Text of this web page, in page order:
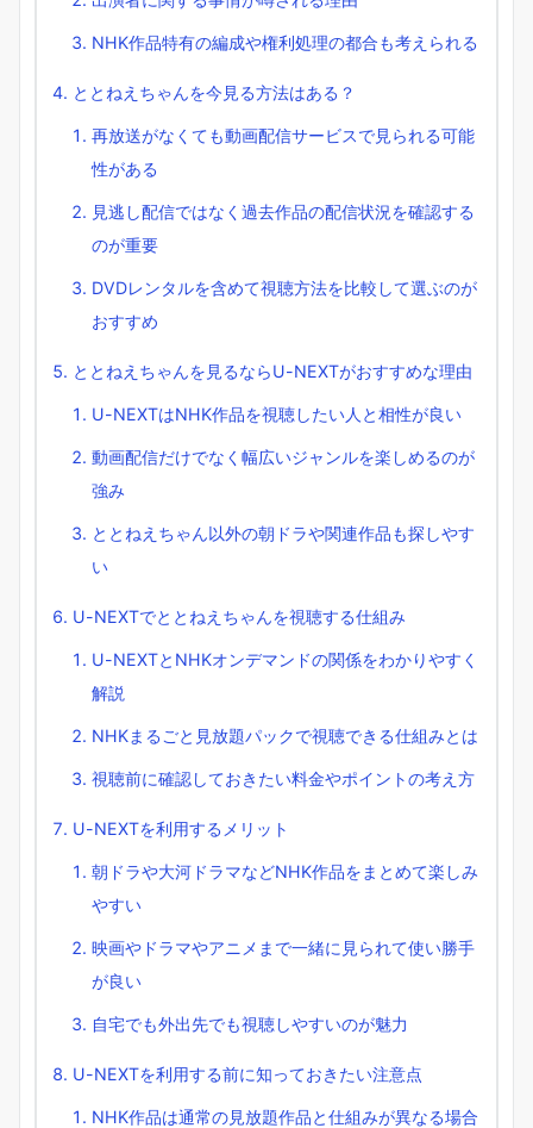
NHK作品特有の編成や権利処理の都合も考えられる
ととねえちゃんを今見る方法はある？
再放送がなくても動画配信サービスで見られる可能
性がある
見逃し配信ではなく過去作品の配信状況を確認する
のが重要
DVDレンタルを含めて視聴方法を比較して選ぶのが
おすすめ
ととねえちゃんを見るならU-NEXTがおすすめな理由
U-NEXTはNHK作品を視聴したい人と相性が良い
動画配信だけでなく幅広いジャンルを楽しめるのが
強み
ととねえちゃん以外の朝ドラや関連作品も探しやす
い
U-NEXTでととねえちゃんを視聴する仕組み
U-NEXTとNHKオンデマンドの関係をわかりやすく
解説
NHKまるごと見放題パックで視聴できる仕組みとは
視聴前に確認しておきたい料金やポイントの考え方
U-NEXTを利用するメリット
朝ドラや大河ドラマなどNHK作品をまとめて楽しみ
やすい
映画やドラマやアニメまで一緒に見られて使い勝手
が良い
自宅でも外出先でも視聴しやすいのが魅力
U-NEXTを利用する前に知っておきたい注意点
NHK作品は通常の見放題作品と仕組みが異なる場合